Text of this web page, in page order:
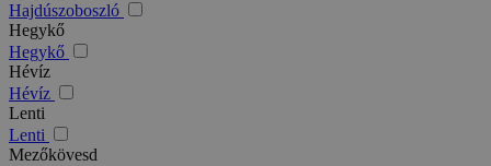
Hajdúszoboszló
Hegykő
Hegykő
Hévíz
Hévíz
Lenti
Lenti
Mezőkövesd